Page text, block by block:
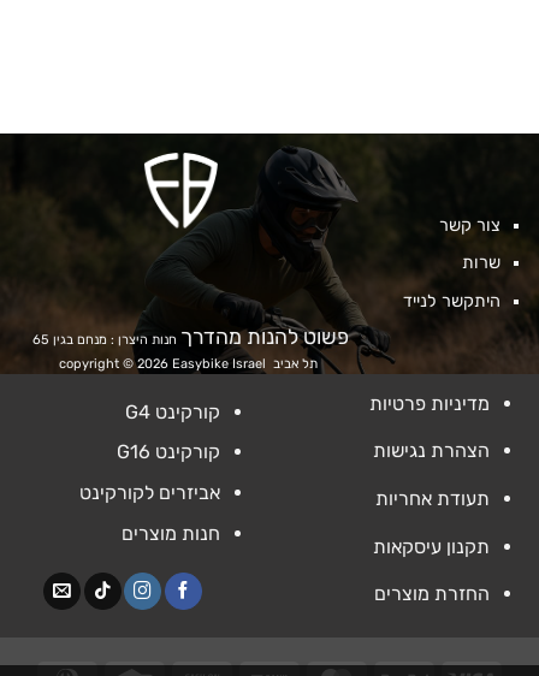
פשוט להנות מהדרך
תל אביב
צור קשר
שרות
היתקשר לנייד
מדיניות פרטיות
הצהרת נגישות
תעודת אחריות
תקנון עיסקאות
החזרת מוצרים
קורקינט G4
קורקינט G16
אביזרים לקורקינט
חנות מוצרים